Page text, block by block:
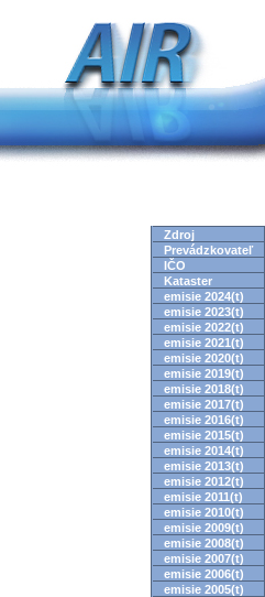
Zdroj
Prevádzkovateľ
IČO
Kataster
emisie 2024(t)
emisie 2023(t)
emisie 2022(t)
emisie 2021(t)
emisie 2020(t)
emisie 2019(t)
emisie 2018(t)
emisie 2017(t)
emisie 2016(t)
emisie 2015(t)
emisie 2014(t)
emisie 2013(t)
emisie 2012(t)
emisie 2011(t)
emisie 2010(t)
emisie 2009(t)
emisie 2008(t)
emisie 2007(t)
emisie 2006(t)
emisie 2005(t)